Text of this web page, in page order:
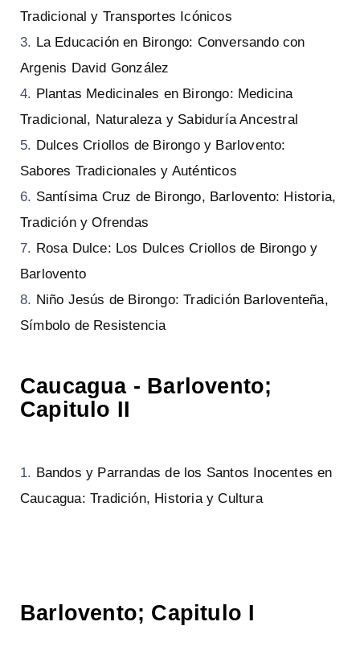
Tradicional y Transportes Icónicos
La Educación en Birongo: Conversando con
Argenis David González
Plantas Medicinales en Birongo: Medicina
Tradicional, Naturaleza y Sabiduría Ancestral
Dulces Criollos de Birongo y Barlovento:
Sabores Tradicionales y Auténticos
Santísima Cruz de Birongo, Barlovento: Historia,
Tradición y Ofrendas
Rosa Dulce: Los Dulces Criollos de Birongo y
Barlovento
Niño Jesús de Birongo: Tradición Barloventeña,
Símbolo de Resistencia
Caucagua - Barlovento;
Capitulo II
Bandos y Parrandas de los Santos Inocentes en
Caucagua: Tradición, Historia y Cultura
Barlovento; Capitulo I